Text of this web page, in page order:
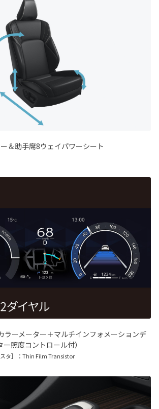
＆助手席8ウェイパワーシート
ラーメーター＋マルチインフォメーションデ
照度コントロール付）
タ］：Thin Film Transistor